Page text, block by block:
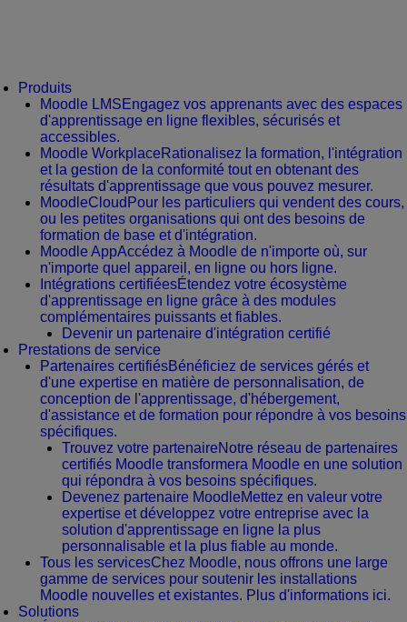
Produits
Moodle LMS Engagez vos apprenants avec des espaces
d'apprentissage en ligne flexibles, sécurisés et
accessibles.
Moodle Workplace Rationalisez la formation, l'intégration
et la gestion de la conformité tout en obtenant des
résultats d'apprentissage que vous pouvez mesurer.
MoodleCloud Pour les particuliers qui vendent des cours,
ou les petites organisations qui ont des besoins de
formation de base et d'intégration.
Moodle AppAccédez à Moodle de n'importe où, sur
n'importe quel appareil, en ligne ou hors ligne.
Intégrations certifiéesÉtendez votre écosystème
d'apprentissage en ligne grâce à des modules
complémentaires puissants et fiables.
Devenir un partenaire d'intégration certifié
Prestations de service
Partenaires certifiésBénéficiez de services gérés et
d'une expertise en matière de personnalisation, de
conception de l'apprentissage, d'hébergement,
d'assistance et de formation pour répondre à vos besoins
spécifiques.
Trouvez votre partenaireNotre réseau de partenaires
certifiés Moodle transformera Moodle en une solution
qui répondra à vos besoins spécifiques.
Devenez partenaire MoodleMettez en valeur votre
expertise et développez votre entreprise avec la
solution d'apprentissage en ligne la plus
personnalisable et la plus fiable au monde.
Tous les servicesChez Moodle, nous offrons une large
gamme de services pour soutenir les installations
Moodle nouvelles et existantes. Plus d'informations ici.
Solutions